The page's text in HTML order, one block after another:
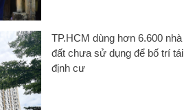
TP.HCM dùng hơn 6.600 nhà
đất chưa sử dụng để bố trí tái
định cư